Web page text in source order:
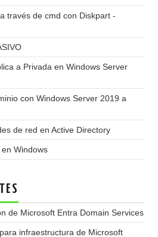
través de cmd con Diskpart -
a Privada en Windows Server
con Windows Server 2019 a
de red en Active Directory
Windows
de Microsoft Entra Domain Services
infraestructura de Microsoft